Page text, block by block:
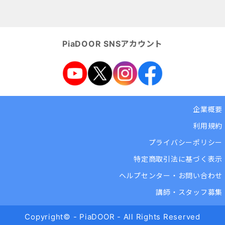
PiaDOOR SNSアカウント
企業概要
利用規約
プライバシーポリシー
特定商取引法に基づく表示
ヘルプセンター・お問い合わせ
講師・スタッフ募集
Copyright© - PiaDOOR - All Rights Reserved